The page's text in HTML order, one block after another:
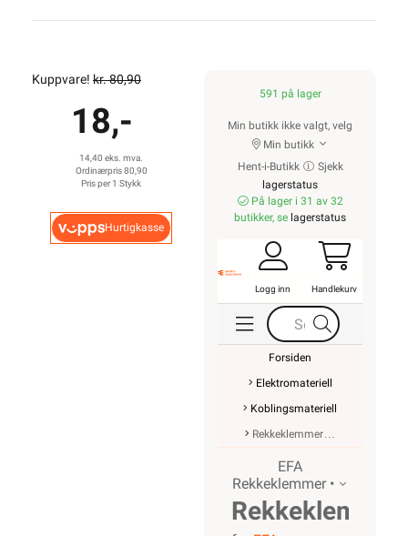
Kuppvare! kr. 80,90
18,-
14,40 eks. mva.
Ordinærpris 80,90
Pris per 1 Stykk
Hurtigkasse
591 på lager
Min butikk ikke valgt, velg
Min butikk
Hent-i-Butikk
Sjekk
lagerstatus
På lager i 31 av 32
butikker, se lagerstatus
Logg inn Handlekurv
Forsiden
Elektromateriell
Koblingsmateriell
Rekkeklemmer
EFA
Rekkeklemmer •
Rekkeklemme